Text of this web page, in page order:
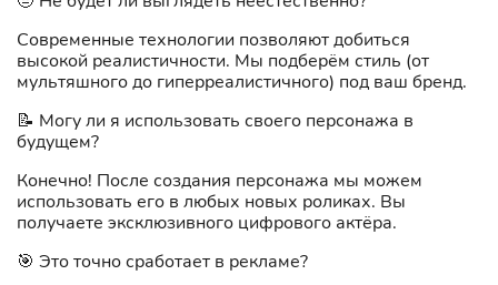
Современные технологии позволяют добиться
высокой реалистичности. Мы подберём стиль (от
мультяшного до гиперреалистичного) под ваш бренд.
📝 Могу ли я использовать своего персонажа в
будущем?
Конечно! После создания персонажа мы можем
использовать его в любых новых роликах. Вы
получаете эксклюзивного цифрового актёра.
🎯 Это точно сработает в рекламе?